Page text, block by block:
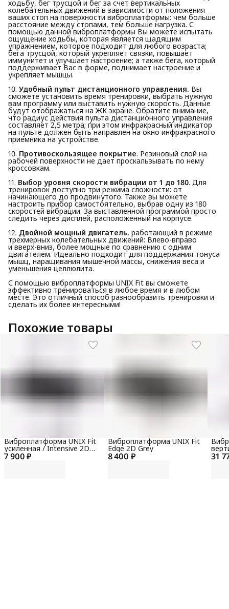
ходьбу, бег трусцой и бег за счет вертикальных
колебательных движений в зависимости от положения
ваших стоп на поверхности виброплатформы: чем больше
расстояние между стопами, тем больше нагрузка. С
помощью данной виброплатформы Вы можете испытать
ощущение ходьбы, которая является щадящим
упражнением, которое подходит для любого возраста;
бега трусцой, который укрепляет связки, повышает
иммунитет и улучшает настроение; а также бега, который
поддерживает Вас в форме, поднимает настроение и
укрепляет мышцы.
10. Удобный пульт дистанционного управления. Вы
сможете установить время тренировки, выбрать нужную
вам программу или выставить нужную скорость. Данные
будут отображаться на ЖК экране. Обратите внимание,
что радиус действия пульта дистанционного управления
составляет 2,5 метра; при этом инфракрасный индикатор
на пульте должен быть направлен на окно инфракрасного
приемника на устройстве.
10. Противоскользящее покрытие. Резиновый слой на
рабочей поверхности не дает проскальзывать по нему
кроссовкам.
11. Выбор уровня скорости вибрации от 1 до 180. Для
тренировок доступно три режима сложности: от
начинающего до продвинутого. Также вы можете
настроить прибор самостоятельно, выбрав одну из 180
скоростей вибрации. За выставленной программой просто
следить через дисплей, расположенный на корпусе.
12. Двойной мощный двигатель, работающий в режиме
трехмерных колебательных движений: Влево-вправо
и вверх-вниз, более мощные по сравнению с одним
двигателем. Идеально подходит для поддержания тонуса
мышц, наращивания мышечной массы, снижения веса и
уменьшения целлюлита.
С помощью виброплатформы UNIX Fit вы сможете
эффективно тренироваться в любое время и в любом
месте. Это отличный способ разнообразить тренировки и
сделать их более интересными!
Похожие товары
7 900 ₽
Виброплатформа UNIX Fit
усиленная / Intensive 2D
Black 8 400 ₽
Виброплатформа UNIX Fit
Edge 2D Grey
31
in 1